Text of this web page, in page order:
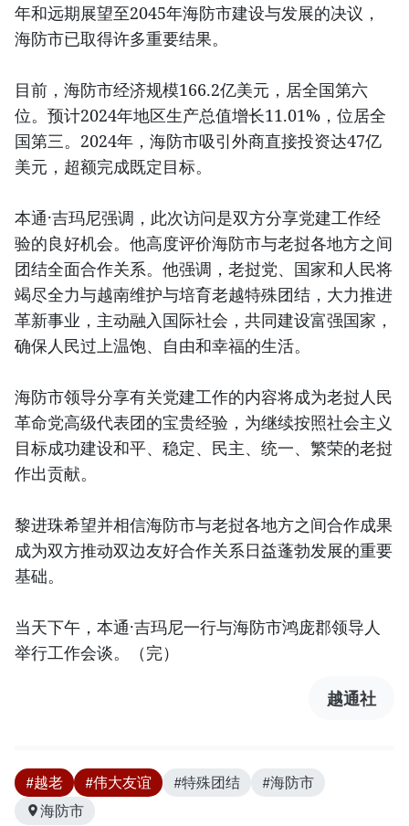
年和远期展望至2045年海防市建设与发展的决议，
海防市已取得许多重要结果。
目前，海防市经济规模166.2亿美元，居全国第六
位。预计2024年地区生产总值增长11.01%，位居全
国第三。2024年，海防市吸引外商直接投资达47亿
美元，超额完成既定目标。
本通·吉玛尼强调，此次访问是双方分享党建工作经
验的良好机会。他高度评价海防市与老挝各地方之间
团结全面合作关系。他强调，老挝党、国家和人民将
竭尽全力与越南维护与培育老越特殊团结，大力推进
革新事业，主动融入国际社会，共同建设富强国家，
确保人民过上温饱、自由和幸福的生活。
海防市领导分享有关党建工作的内容将成为老挝人民
革命党高级代表团的宝贵经验，为继续按照社会主义
目标成功建设和平、稳定、民主、统一、繁荣的老挝
作出贡献。
黎进珠希望并相信海防市与老挝各地方之间合作成果
成为双方推动双边友好合作关系日益蓬勃发展的重要
基础。
当天下午，本通·吉玛尼一行与海防市鸿庞郡领导人
举行工作会谈。（完）
越通社
#越老 #伟大友谊 #特殊团结
#海防市
海防市